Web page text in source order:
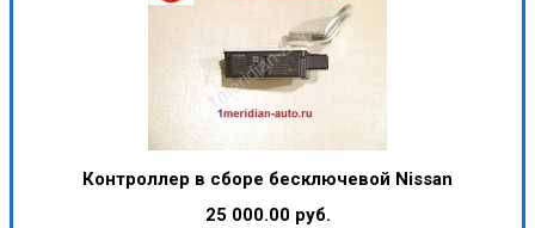
Контроллер в сборе бесключевой Nissan
25 000.00 руб.